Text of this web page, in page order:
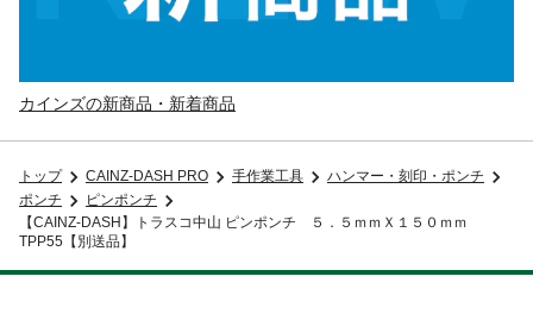
カインズの新商品・新着商品
トップ CAINZ-DASH PRO 手作業工具
ハンマー・刻印・ポンチ
ポンチ
ピンポンチ
【CAINZ-DASH】トラスコ中山 ピンポンチ ５．５ｍｍＸ１５０ｍｍ
TPP55【別送品】